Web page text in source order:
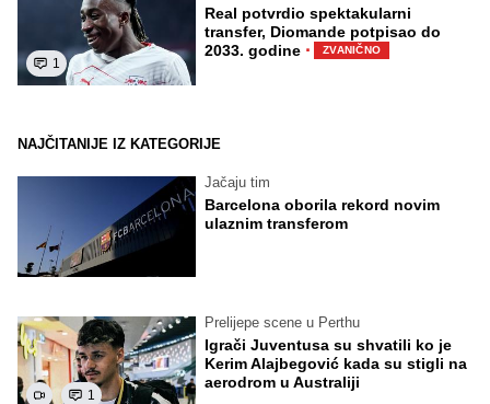
1
Real potvrdio spektakularni
transfer, Diomande potpisao do
2033. godine · ZVANIČNO
NAJČITANIJE IZ KATEGORIJE
Jačaju tim
Barcelona oborila rekord novim
ulaznim transferom
1
Prelijepe scene u Perthu
Igrači Juventusa su shvatili ko je
Kerim Alajbegović kada su stigli na
aerodrom u Australiji